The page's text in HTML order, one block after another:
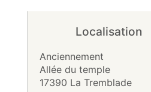
Localisation
Anciennement
Allée du temple
17390 La Tremblade